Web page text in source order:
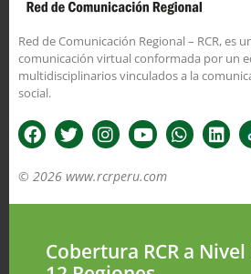
Red de Comunicación Regional – RCR, es
comunicación virtual conformada por un
multidisciplinarios vinculados a la
social.
© 2026 www.rcrperu.com
Cobertura RCR a